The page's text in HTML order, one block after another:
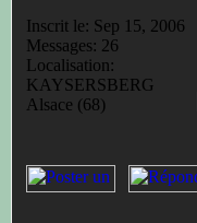
Inscrit le: Sep 15, 2006
Messages: 26
Localisation:
KAYSERSBERG
Alsace (68)